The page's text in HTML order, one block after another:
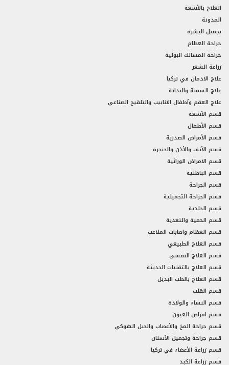
العلاج بالأشعة
المدونة
تجميل البشرة
جراحة العظام
جراحة المسالك البولية
زراعة الشعر
علاج الادمان في تركيا
علاج السمنة والبدانة
علاج العقم وأطفال الانابيب والتلقيح الصناعي
قسم الأشعه
قسم الأطفال
قسم الأمراض الصدرية
قسم الأنف والأذن والحنجرة
قسم الامراض الوراثية
قسم الباطنية
قسم الجراحة
قسم الجراحة التجميلية
قسم الجلدية
قسم الحمية والتغذية
قسم العظام واصابات الملاعب
قسم العلاج الطبيعي
قسم العلاج النفسي
قسم العلاج بالتقنيات الحديثة
قسم العلاج بالطب البديل
قسم القلب
قسم النساء والولادة
قسم امراض العيون
قسم جراحة المخ والأعصاب والحبل الشوكي
قسم جراحة وتجميل الأسنان
قسم زراعة الأعضاء في تركيا
قسم زراعة الكبد